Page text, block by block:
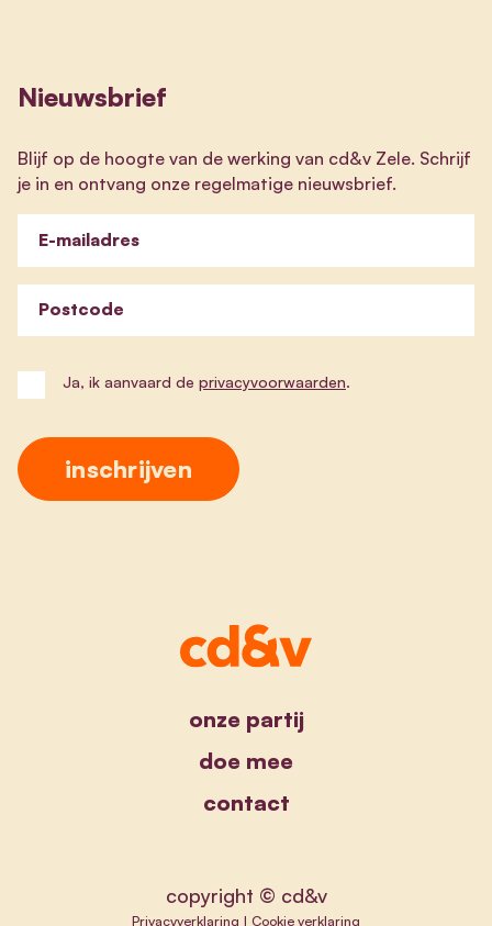
Nieuwsbrief
Blijf op de hoogte van de werking van cd&v Zele. Schrijf
je in en ontvang onze regelmatige nieuwsbrief.
E-mailadres
Postcode
Ja, ik aanvaard de privacyvoorwaarden.
onze partij
doe mee
contact
copyright © cd&v
Privacyverklaring | Cookie verklaring